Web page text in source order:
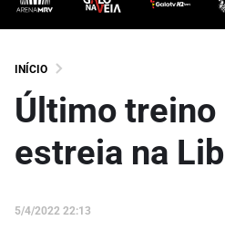
INÍCIO
Último treino
estreia na
5/4/2022 22:13